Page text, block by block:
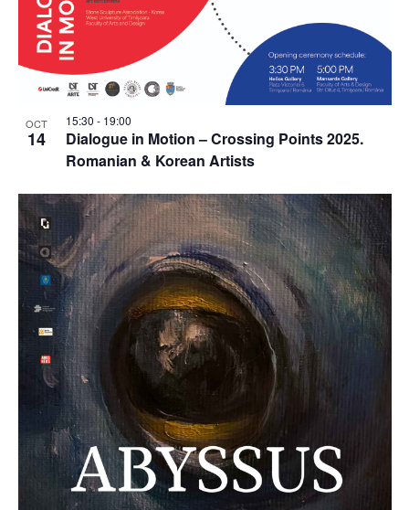
OCT
14
Dialogue in Motion – Crossing Points 2025.
Romanian & Korean Artists
15:30 - 19:00